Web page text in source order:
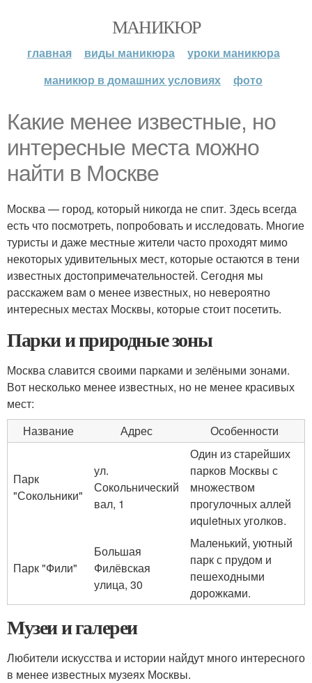
МАНИКЮР
главная виды маникюра
уроки маникюра
маникюр в домашних условиях
фото
Какие менее известные, но
интересные места можно
найти в Москве
Москва — город, который никогда не спит. Здесь всегда
есть что посмотреть, попробовать и исследовать. Многие
туристы и даже местные жители часто проходят мимо
некоторых удивительных мест, которые остаются в тени
известных достопримечательностей. Сегодня мы
расскажем вам о менее известных, но невероятно
интересных местах Москвы, которые стоит посетить.
Парки и природные зоны
Москва славится своими парками и зелёными зонами.
Вот несколько менее известных, но не менее красивых
мест:
Название
Адрес Особенности
Парк
"Сокольники"
ул.
Сокольнический
вал, 1
Один из старейших
парков Москвы с
множеством
прогулочных аллей
иquietных уголков.
Парк "Фили"
Большая
Филёвская
улица, 30
Маленький, уютный
парк с прудом и
пешеходными
дорожками.
Музеи и галереи
Любители искусства и истории найдут много интересного
в менее известных музеях Москвы.